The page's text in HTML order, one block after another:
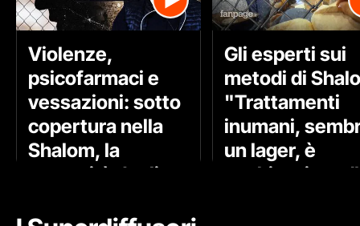
Violenze,
psicofarmaci e
vessazioni: sotto
copertura nella
Shalom, la
comunità degli
Gli esperti sui
metodi di
"Trattamenti
inumani,
un lager, è
agghiacciante"